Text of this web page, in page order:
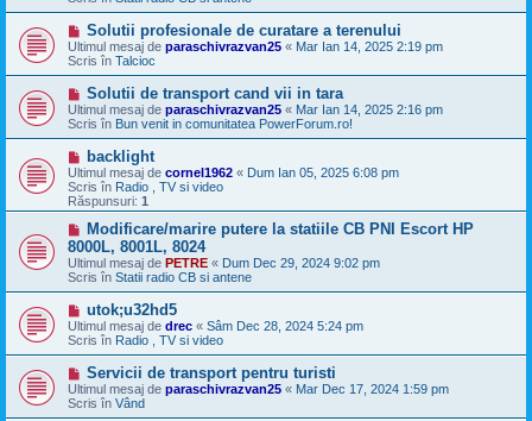
a
n
o
u
M
e
s
a
n
o
u
Solutii profesionale de curatare a terenului
Ultimul mesaj de paraschivrazvan25 « Mar Ian 14, 2025 2:19 pm
Scris în Talcioc
M
e
s
a
n
o
u
Solutii de transport cand vii in tara
Ultimul mesaj de paraschivrazvan25 « Mar Ian 14, 2025 2:16 pm
Scris în Bun venit in comunitatea PowerForum.ro!
M
e
s
a
j
n
o
u
backlight
Ultimul mesaj de cornel1962 « Dum Ian 05, 2025 6:08 pm
Scris în Radio , TV si video
Răspunsuri: 1
M
e
s
a
j
n
o
u
Modificare/marire putere la statiile CB PNI Escort HP
8000L, 8001L, 8024
Ultimul mesaj de PETRE « Dum Dec 29, 2024 9:02 pm
Scris în Statii radio CB si antene
M
e
s
a
n
o
u
utok;u32hd5
Ultimul mesaj de drec « Sâm Dec 28, 2024 5:24 pm
Scris în Radio , TV si video
M
e
s
a
Servicii de transport pentru turisti
Ultimul mesaj de paraschivrazvan25 « Mar Dec 17, 2024 1:59 pm
Scris în Vând